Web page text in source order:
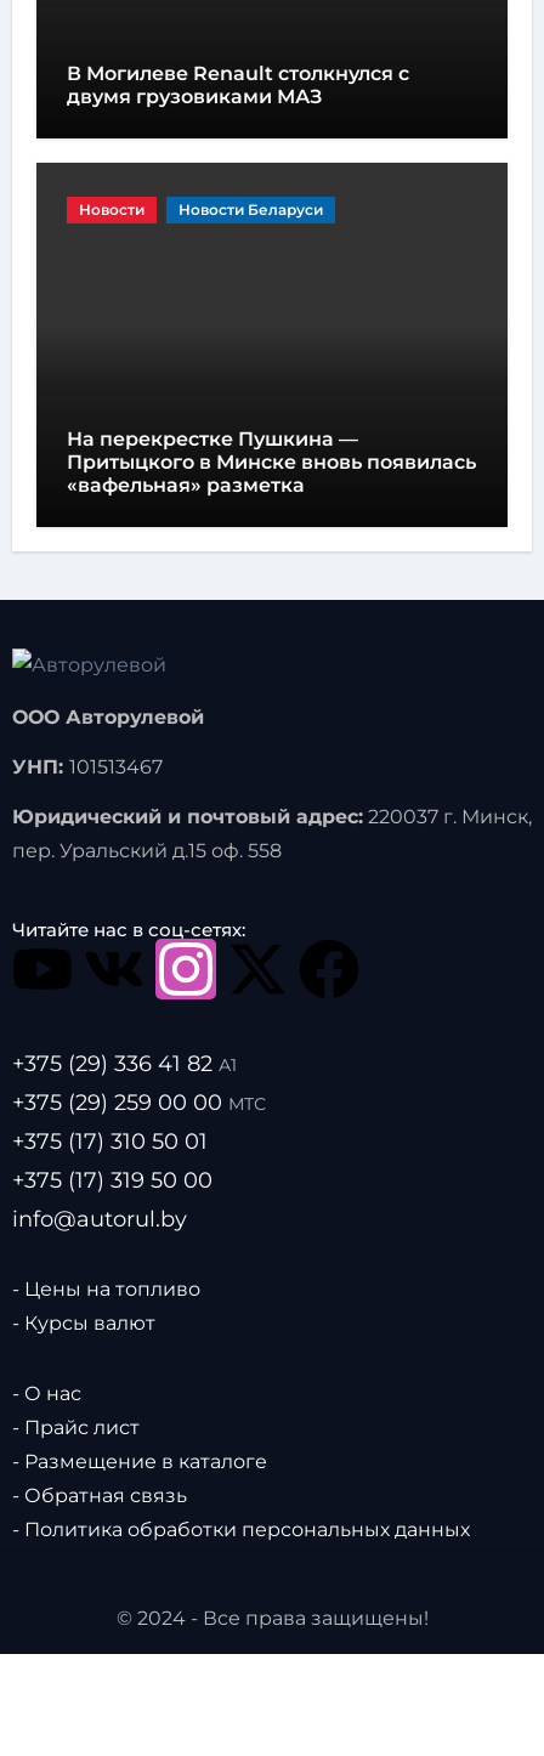
В Могилеве Renault столкнулся с
двумя грузовиками МАЗ
Новости Новости Беларуси
На перекрестке Пушкина —
Притыцкого в Минске вновь появилась
«вафельная» разметка
ООО Авторулевой
УНП: 101513467
Юридический и почтовый адрес:220037 г. Минск,
пер. Уральский д.15 оф. 558
Читайте нас в соц-сетях:
+375 (29) 336 41 82 А1
+375 (29) 259 00 00 МТС
+375 (17) 310 50 01
+375 (17) 319 50 00
info@autorul.by
- Цены на топливо
- Курсы валют
- О нас
- Прайс лист
- Размещение в каталоге
- Обратная связь
- Политика обработки персональных данных
© 2024 - Все права защищены!